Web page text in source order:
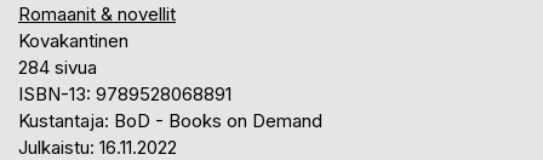
Romaanit & novellit
Kovakantinen
284 sivua
ISBN-13: 9789528068891
Kustantaja: BoD - Books on Demand
Julkaistu: 16.11.2022